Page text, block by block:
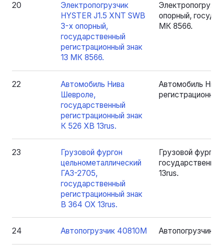
20
Электропогрузчик
HYSTER J1.5 XNT SWB
3-х опорный,
государственный
регистрационный знак
13 МК 8566.
опорный,
МК 8566.
22
Автомобиль Нива
Шевроле,
государственный
регистрационный знак
К 526 ХВ 13rus.
Автомобиль
23
Грузовой фургон
цельнометаллический
ГАЗ-2705,
государственный
регистрационный знак
В 364 ОХ 13rus.
Грузовой
13rus.
24 Автопогрузчик 40810М Автопогрузчик